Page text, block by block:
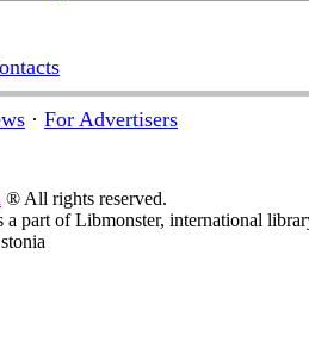
· For Advertisers
® All rights reserved.
part of Libmonster, international